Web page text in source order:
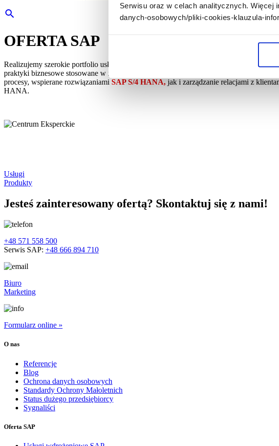
Serwisu oraz w celach analitycznych. Więcej
danych-osobowych/pliki-cookies-klauzula-
search
OFERTA SAP
Realizujemy szerokie portfolio usług związanych z implementacją, rozwojem i
praktyki biznesowe stosowane w rozwiązaniach SAP, pomagamy przedsiębiorstwom
procesy, wspierane rozwiązaniami SAP S/4 HANA, jak i zarządzanie relacjami z
HANA.
Usługi
Produkty
Jesteś zainteresowany ofertą? Skontaktuj się z nami!
+48 571 558 500
Serwis SAP: +48 666 894 710
Biuro
Marketing
Formularz online »
O nas
Referencje
Blog
Ochrona danych osobowych
Standardy Ochrony Małoletnich
Status dużego przedsiębiorcy
Sygnaliści
Oferta SAP